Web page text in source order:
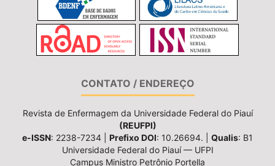
CONTATO / ENDEREÇO
Revista de Enfermagem da Universidade Federal do Piauí
(REUFPI)
e-ISSN: 2238-7234 | Prefixo DOI: 10.26694. | Qualis: B1
Universidade Federal do Piauí — UFPI
Campus Ministro Petrônio Portella